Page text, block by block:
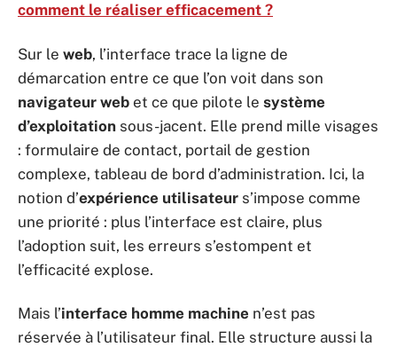
comment le réaliser efficacement ?
Sur le web, l’interface trace la ligne de
démarcation entre ce que l’on voit dans son
navigateur web et ce que pilote le système
d’exploitation sous-jacent. Elle prend mille visages
: formulaire de contact, portail de gestion
complexe, tableau de bord d’administration. Ici, la
notion d’expérience utilisateur s’impose comme
une priorité : plus l’interface est claire, plus
l’adoption suit, les erreurs s’estompent et
l’efficacité explose.
Mais l’interface homme machine n’est pas
réservée à l’utilisateur final. Elle structure aussi la